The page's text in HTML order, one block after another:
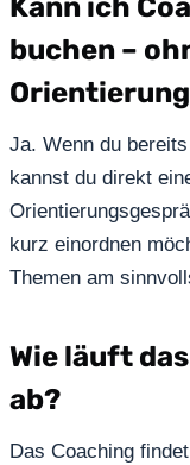
Kann ich
buchen –
Ja. Wenn du
kannst du direkt
kurz einordnen
Themen am
Wie läuft
ab?
Das Coaching